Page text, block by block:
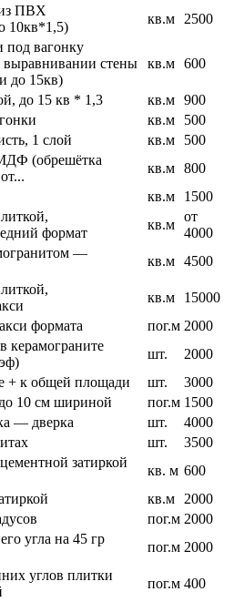
ПВХ
10кв*1,5)
кв.м 2500
под вагонку
выравнивании стены
до 15кв)
кв.м 600
до 15 кв * 1,3 кв.м 900
кв.м
500
1 слой кв.м
500
(обрешётка
кв.м 800
кв.м
1500
формат
кв.м
от
4000
—
кв.м 4500
кв.м
15000
формата пог.м 2000
керамограните
шт.
2000
+ к общей площади шт.
3000
10 см шириной пог.м 1500
— дверка шт.
4000
шт.
3500
затиркой
кв. м 600
кв.м 2000
пог.м 2000
угла на 45 гр
пог.м 2000
углов плитки
пог.м 400